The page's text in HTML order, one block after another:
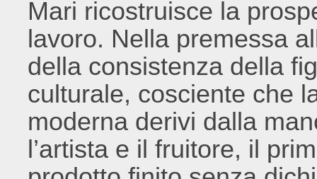
Mari ricostruisce la
lavoro. Nella premessa
della consistenza della
culturale, cosciente che
moderna derivi dalla
l’artista e il fruitore, il